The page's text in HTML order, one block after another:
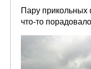
Пару прикольных
что-то